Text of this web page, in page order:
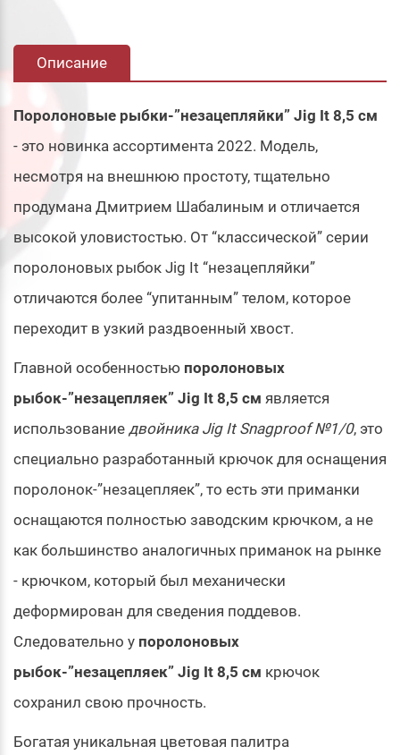
Описание
Поролоновые рыбки-”незацепляйки” Jig It 8,5 см
- это новинка ассортимента 2022. Модель,
несмотря на внешнюю простоту, тщательно
продумана Дмитрием Шабалиным и отличается
высокой уловистостью. От “классической” серии
поролоновых рыбок Jig It “незацепляйки”
отличаются более “упитанным” телом, которое
переходит в узкий раздвоенный хвост.
Главной особенностью поролоновых
рыбок-”незацепляек” Jig It 8,5 см является
использование двойника Jig It Snagproof №1/0, это
специально разработанный крючок для оснащения
поролонок-”незацепляек”, то есть эти приманки
оснащаются полностью заводским крючком, а не
как большинство аналогичных приманок на рынке
- крючком, который был механически
деформирован для сведения поддевов.
Следовательно у поролоновых
рыбок-”незацепляек” Jig It 8,5 см крючок
сохранил свою прочность.
Богатая уникальная цветовая палитра